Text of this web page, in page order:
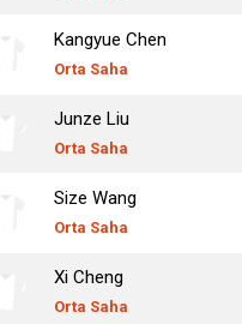
Kangyue Chen
Orta Saha
Junze Liu
Orta Saha
Size Wang
Orta Saha
Xi Cheng
Orta Saha